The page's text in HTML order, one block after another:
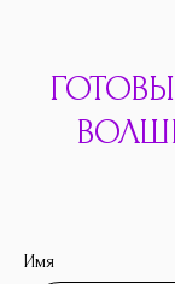
Имя